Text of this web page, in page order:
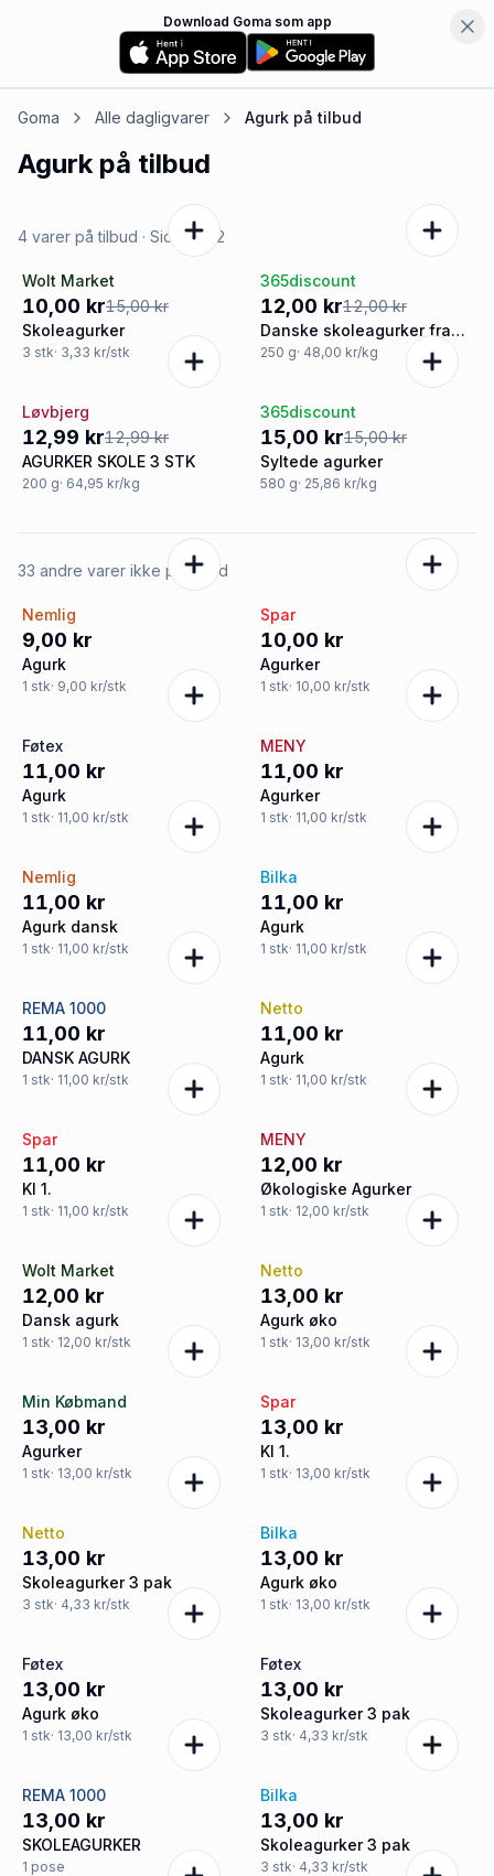
Download Goma som app
Goma Alle dagligvarer Agurk på tilbud
Agurk på tilbud
4 varer på tilbud · Side1af 2
-33%
Wolt Market
10,00 kr15,00 kr
Skoleagurker
3 stk· 3,33 kr/stk
Tilbud
365discount
12,00 kr12,00 kr
Danske skoleagurker fra
Gartneriet Torup
250 g· 48,00 kr/kg
Tilbud
Løvbjerg
12,99 kr12,99 kr
AGURKER SKOLE 3 STK
200 g· 64,95 kr/kg
Tilbud
365discount
15,00 kr15,00 kr
Syltede agurker
580 g· 25,86 kr/kg
33 andre varer ikke på tilbud
Nemlig
9,00 kr
Agurk
1 stk· 9,00 kr/stk
Spar
10,00 kr
Agurker
1 stk· 10,00 kr/stk
Føtex
11,00 kr
Agurk
1 stk· 11,00 kr/stk
MENY
11,00 kr
Agurker
1 stk· 11,00 kr/stk
Nemlig
11,00 kr
Agurk dansk
1 stk· 11,00 kr/stk
Bilka
11,00 kr
Agurk
1 stk· 11,00 kr/stk
REMA 1000
11,00 kr
DANSK AGURK
1 stk· 11,00 kr/stk
Netto
11,00 kr
Agurk
1 stk· 11,00 kr/stk
Spar
11,00 kr
Kl 1.
1 stk· 11,00 kr/stk
MENY
12,00 kr
Økologiske Agurker
1 stk· 12,00 kr/stk
Wolt Market
12,00 kr
Dansk agurk
1 stk· 12,00 kr/stk
Netto
13,00 kr
Agurk øko
1 stk· 13,00 kr/stk
Min Købmand
13,00 kr
Agurker
1 stk· 13,00 kr/stk
Spar
13,00 kr
Kl 1.
1 stk· 13,00 kr/stk
Netto
13,00 kr
Skoleagurker 3 pak
3 stk· 4,33 kr/stk
Bilka
13,00 kr
Agurk øko
1 stk· 13,00 kr/stk
Føtex
13,00 kr
Agurk øko
1 stk· 13,00 kr/stk
Føtex
13,00 kr
Skoleagurker 3 pak
3 stk· 4,33 kr/stk
REMA 1000
13,00 kr
SKOLEAGURKER
1 pose
Bilka
13,00 kr
Skoleagurker 3 pak
3 stk· 4,33 kr/stk